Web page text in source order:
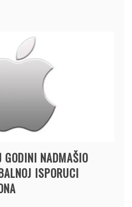
GODINI NADMAŠIO
ISPORUCI